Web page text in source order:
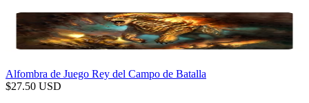
Alfombra de Juego Rey del Campo de Batalla
$27.50 USD